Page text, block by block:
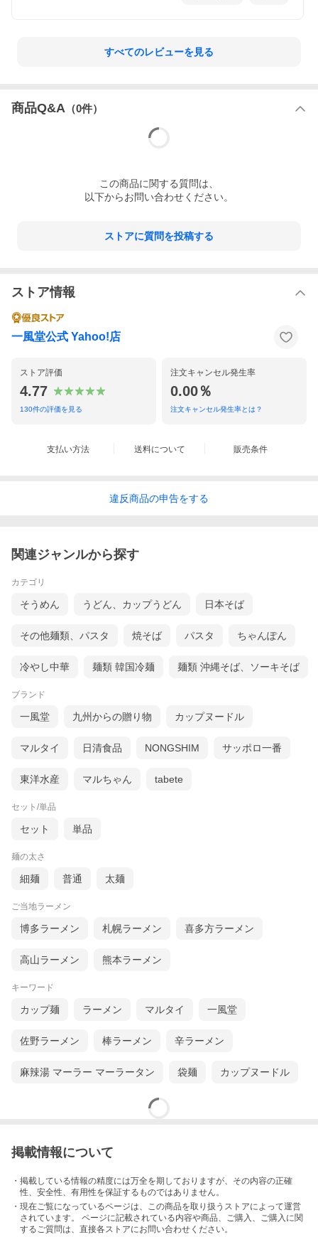
すべてのレビューを見る
商品Q&A （0件）
この商品に関する質問は、
以下からお問い合わせください。
ストアに質問を投稿する
ストア情報
一風堂公式 Yahoo!店
ストア評価
4.77
130件の評価を見る
注文キャンセル発生率
0.00％
注文キャンセル発生率とは？
支払い方法 送料について 販売条件
違反商品の申告をする
関連ジャンルから探す
カテゴリ
そうめん うどん、カップうどん 日本そば
その他麺類、パスタ 焼そば パスタ ちゃんぽん
冷やし中華 麺類 韓国冷麺 麺類 沖縄そば、ソーキそば
ブランド
一風堂 九州からの贈り物 カップヌードル
マルタイ 日清食品 NONGSHIM サッポロ一番
東洋水産 マルちゃん tabete
セット/単品
セット 単品
麺の太さ
細麺 普通 太麺
ご当地ラーメン
博多ラーメン 札幌ラーメン 喜多方ラーメン
高山ラーメン 熊本ラーメン
キーワード
カップ麺 ラーメン マルタイ 一風堂
佐野ラーメン 棒ラーメン 辛ラーメン
麻辣湯 マーラー マーラータン 袋麺 カップヌードル
掲載情報について
・掲載している情報の精度には万全を期しておりますが、その内容の正確
性、安全性、有用性を保証するものではありません。
・現在ご覧になっているページは、この商品を取り扱うストアによって運営
されています。 ページに記載されている内容や商品、ご購入 、ご購入に関
するご質問は、直接各ストアにお問い合わせください。